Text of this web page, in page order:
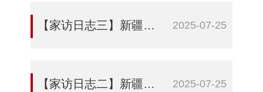
【家访日志三】新疆石河子职业技术学院：绿洲播撒育人薪火 连心凝聚石榴籽情 2025-07-25
【家访日志二】新疆石河子职业技术学院：家访路漫漫 育人情深深 2025-07-25